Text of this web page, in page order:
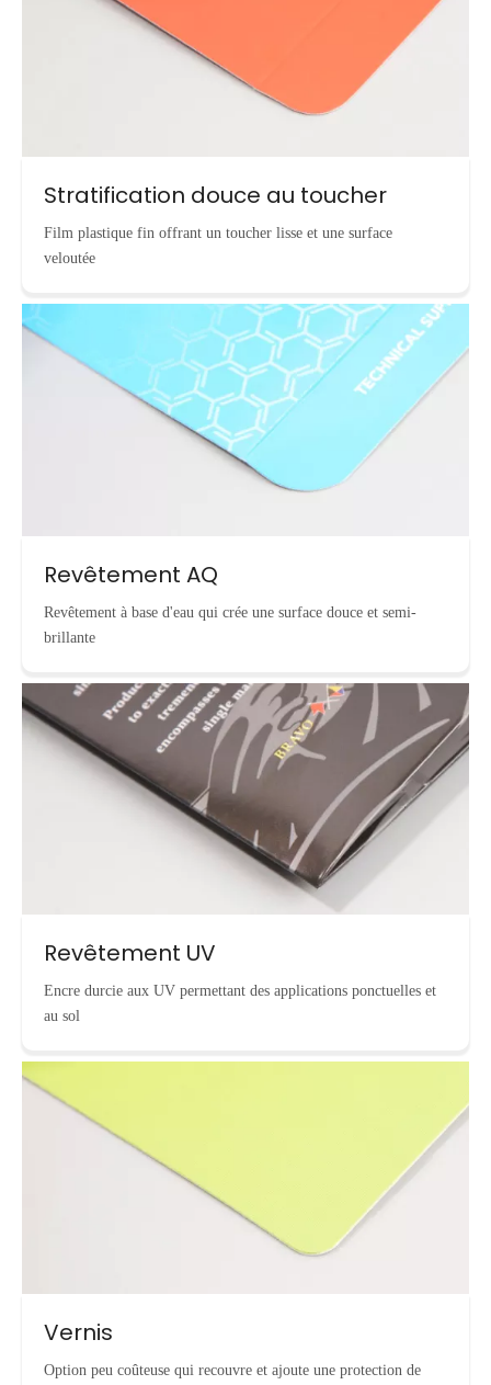
Stratification douce au toucher
Film plastique fin offrant un toucher lisse et une surface
veloutée
Revêtement AQ
Revêtement à base d'eau qui crée une surface douce et semi-
brillante
Revêtement UV
Encre durcie aux UV permettant des applications ponctuelles et
au sol
Vernis
Option peu coûteuse qui recouvre et ajoute une protection de